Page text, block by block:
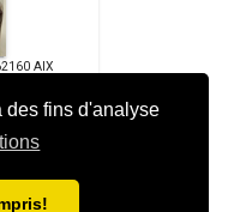
des fins d'analyse
AIX